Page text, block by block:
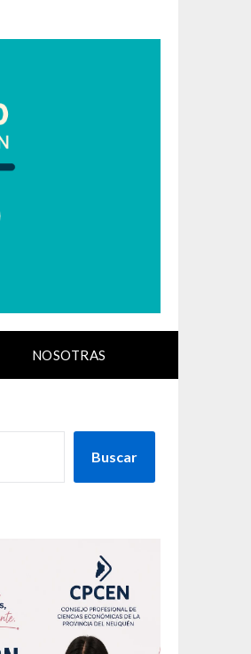
NOSOTRAS
Buscar